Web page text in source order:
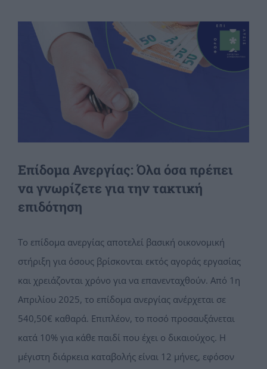
View
Larger
Επίδομα Ανεργίας: Όλα όσα πρέπει
να γνωρίζετε για την τακτική
επιδότηση
Το επίδομα ανεργίας αποτελεί βασική οικονομική
στήριξη για όσους βρίσκονται εκτός αγοράς εργασίας
και χρειάζονται χρόνο για να επανενταχθούν. Από 1η
Απριλίου 2025, το επίδομα ανεργίας ανέρχεται σε
540,50€ καθαρά. Επιπλέον, το ποσό προσαυξάνεται
κατά 10% για κάθε παιδί που έχει ο δικαιούχος. Η
μέγιστη διάρκεια καταβολής είναι 12 μήνες, εφόσον